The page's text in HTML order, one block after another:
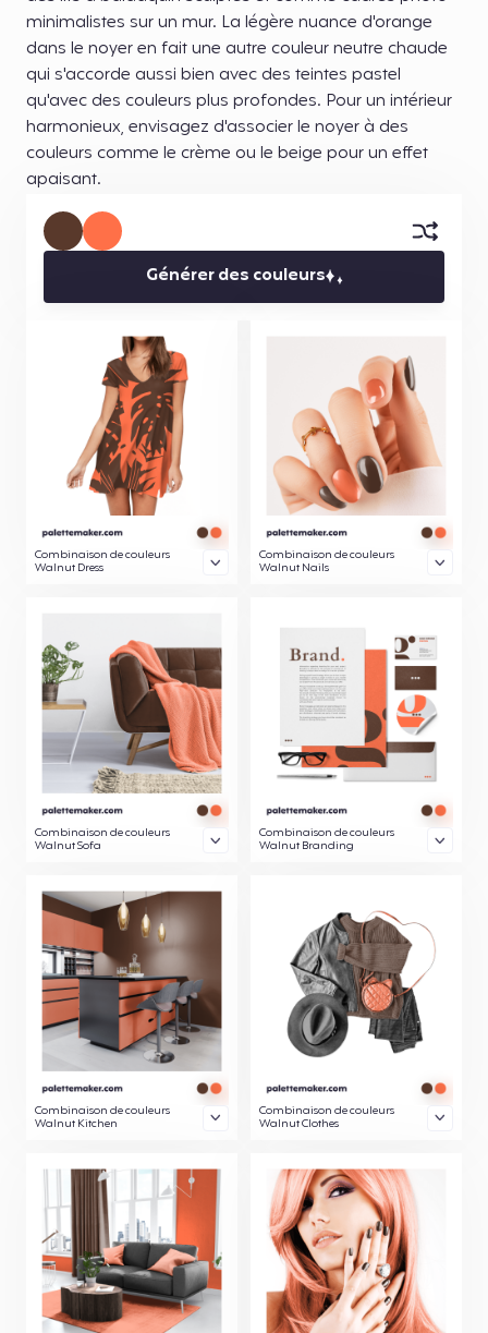
minimalistes sur un mur. La légère nuance d'orange
dans le noyer en fait une autre couleur neutre chaude
qui s'accorde aussi bien avec des teintes pastel
qu'avec des couleurs plus profondes. Pour un intérieur
harmonieux, envisagez d'associer le noyer à des
couleurs comme le crème ou le beige pour un effet
apaisant.
Générer des couleurs
Combinaison de couleurs
Walnut Dress
Combinaison de couleurs
Walnut Nails
Combinaison de couleurs
Walnut Sofa
Combinaison de couleurs
Walnut Branding
Combinaison de couleurs
Walnut Kitchen
Combinaison de couleurs
Walnut Clothes